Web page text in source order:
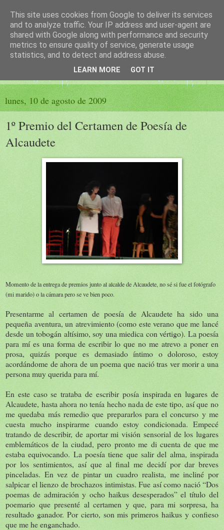
El sueño de las palabras
PÁGINA LITERARIA DE FELISA MORENO
lunes, 10 de agosto de 2009
1º Premio del Certamen de Poesía de
Alcaudete
Momento de la entrega de premios junto al alcalde de Alcaudete, no sé si fue el fotógrafo
(mi marido) o la cámara pero se ve bien poco.
Presentarme al certamen de poesía de Alcaudete ha sido una
pequeña aventura, un atrevimiento (como este verano que me lancé
desde un tobogán altísimo, soy una miedica con vértigo). La poesía
para mí es una forma de escribir lo que no me atrevo a poner en
prosa, quizás porque es demasiado íntimo o doloroso, estoy
acordándome de ahora de un poema que nació tras ver morir a una
persona muy querida para mí.
En este caso se trataba de escribir posía inspirada en lugares de
Alcaudete, hasta ahora no tenía hecho nada de este tipo, así que no
me quedaba más remedio que prepararlos para el concurso y me
cuesta mucho inspirarme cuando estoy condicionada. Empecé
tratando de describir, de aportar mi visión sensorial de los lugares
emblemáticos de la ciudad, pero pronto me di cuenta de que me
estaba equivocando. La poesía tiene que salir del alma, inspirada
por los sentimientos, así que al final me decidí por dar breves
pinceladas. En vez de pintar un cuadro realista, me incliné por
salpicar el lienzo de brochazos intimistas. Fue así como nació “Dos
poemas de admiración y ocho haikus desesperados” el título del
poemario que presenté al certamen y que, para mi sorpresa, ha
resultado ganador. Por cierto, son mis primeros haikus y confieso
que me he enganchado.
This site uses cookies from Google to deliver its services
and to analyze traffic. Your IP address and user-agent are
shared with Google along with performance and security
metrics to ensure quality of service, generate usage
statistics, and to detect and address abuse.
LEARN MORE GOT IT